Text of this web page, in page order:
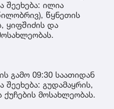
შეეხება: ილია
წყნეთის
ყიფშიძის და
გამო 09:30 საათიდან
შეეხება: გუდამაყრის,
მოსახლეობას.